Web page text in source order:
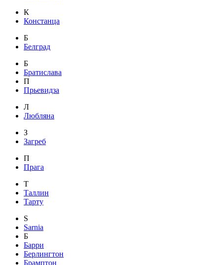
К
Констанца
Б
Белград
Б
Братислава
П
Прьевидза
Л
Любляна
З
Загреб
П
Прага
Т
Таллин
Тарту
S
Sarnia
Б
Барри
Берлингтон
Брамптон